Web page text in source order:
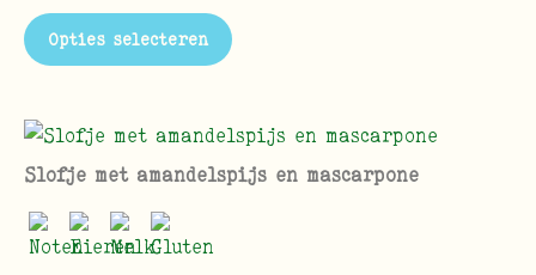
Opties selecteren
Slofje met amandelspijs en mascarpone